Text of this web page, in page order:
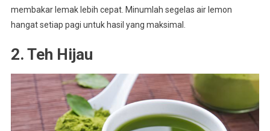
membakar lemak lebih cepat. Minumlah segelas air lemon
hangat setiap pagi untuk hasil yang maksimal.
2. Teh Hijau